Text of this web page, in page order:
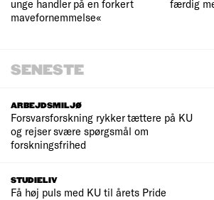
unge handler på en forkert
mavefornemmelse«
færdig
SENESTE
ARBEJDSMILJØ
Forsvarsforskning rykker tættere på KU
og rejser svære spørgsmål om
forskningsfrihed
STUDIELIV
Få høj puls med KU til årets Pride